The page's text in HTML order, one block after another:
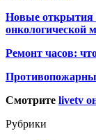
Новые открытия
онкологической
Ремонт часов:
Смотрите livetv
Рубрики